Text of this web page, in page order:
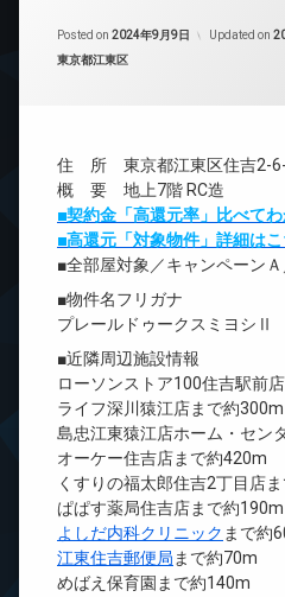
Posted on 2024年9月9日 Updated on
カテゴリー:
東京都江東区
住 所 東京都江東区住吉2-
概 要 地上7階 RC造
■契約金「高還元率」比べて
■高還元「対象物件」詳細は
■全部屋対象／キャンペーン
■物件名フリガナ
プレールドゥークスミヨシⅡ
■近隣周辺施設情報
ローソンストア100住吉駅前
ライフ深川猿江店まで約300m
島忠江東猿江店ホーム・セン
オーケー住吉店まで約420m
くすりの福太郎住吉2丁目店
ぱぱす薬局住吉店まで約190m
よしだ内科クリニック まで約
江東住吉郵便局 まで約70m
めばえ保育園まで約140m